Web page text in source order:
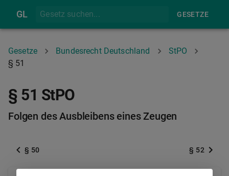
GL GESETZE
Gesetze Bundesrecht Deutschland
StPO
§ 51
§ 51 StPO
Folgen des Ausbleibens eines Zeugen
§ 50 § 52